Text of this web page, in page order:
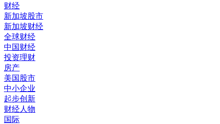
财经
新加坡股市
新加坡财经
全球财经
中国财经
投资理财
房产
美国股市
中小企业
起步创新
财经人物
国际